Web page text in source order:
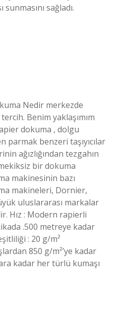
sunmasını sağladı.
Nedir merkezde
Benim yaklaşımım
dokuma , dolgu
parmak benzeri taşıyıcılar
ağızlığından tezgahın
bir dokuma
makinesinin bazı
makineleri, Dornier,
uluslararası markalar
Hız : Modern rapierli
.500 metreye kadar
: 20 g/m²
850 g/m²’ye kadar
kadar her türlü kumaşı